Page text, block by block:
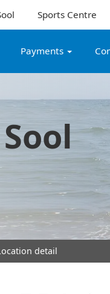
Sports Centre
Payments
detail